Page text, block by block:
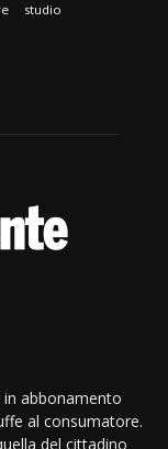
studio
in abbonamento
al consumatore.
del cittadino